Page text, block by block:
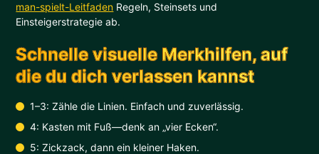
man-spielt-Leitfaden Regeln, Steinsets und
Einsteigerstrategie ab.
Schnelle visuelle Merkhilfen, auf
die du dich verlassen kannst
1–3: Zähle die Linien. Einfach und zuverlässig.
4: Kasten mit Fuß—denk an „vier Ecken“.
5: Zickzack, dann ein kleiner Haken.